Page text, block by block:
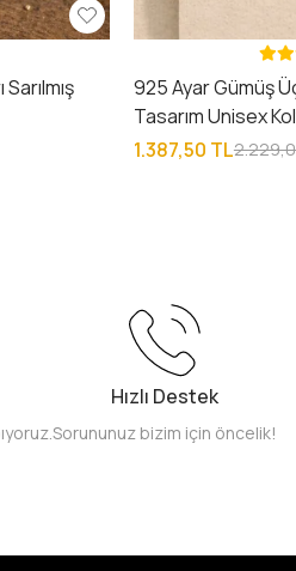
925 Ayar Gümüş
Tasarım Unisex
1.387,50 TL
Hızlı Destek
Sorununuz bizim için öncelik!